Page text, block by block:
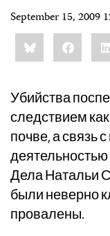
September 15, 2009
Share
this:Bluesky
Убийства
следствием
почве, а связь
Дела Натальи
были неверно
провалены.